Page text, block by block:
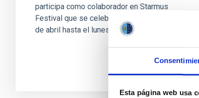
Esta página web usa
participa como colaborador en Starmus
Festival que se celebra desde este viernes 25
de abril hasta el lunes 28 en...